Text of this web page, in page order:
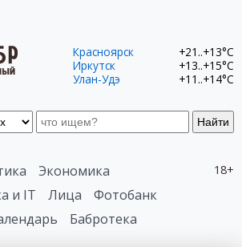
Найти
Красноярск
+21..+13°C
Иркутск
+13..+15°C
Улан-Удэ
+11..+14°C
18+
Экономика
и IT Лица
Фотобанк
Бабротека